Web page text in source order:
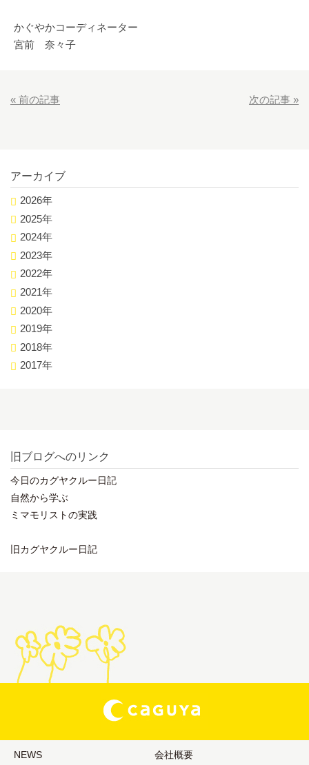
かぐやかコーディネーター
宮前 奈々子
« 前の記事 次の記事 »
アーカイブ
2026年
2025年
2024年
2023年
2022年
2021年
2020年
2019年
2018年
2017年
旧ブログへのリンク
今日のカグヤクルー日記
自然から学ぶ
ミマモリストの実践
旧カグヤクルー日記
NEWS 会社概要